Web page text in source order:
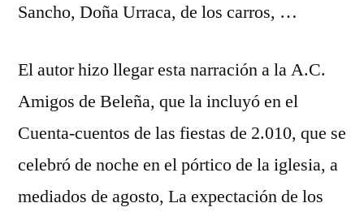
Sancho, Doña Urraca, de los carros, …
El autor hizo llegar esta narración a la A.C.
Amigos de Beleña, que la incluyó en el
Cuenta-cuentos de las fiestas de 2.010, que se
celebró de noche en el pórtico de la iglesia, a
mediados de agosto, La expectación de los